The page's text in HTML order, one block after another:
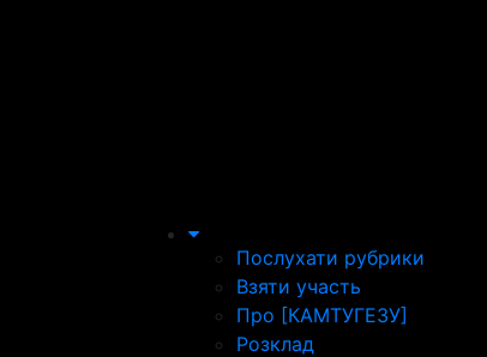
Послухати рубрики
Взяти участь
Про [КАМТУГЕЗУ]
Розклад